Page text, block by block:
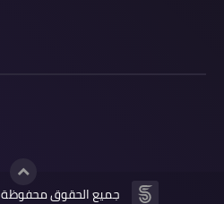
جميع الحقوق محفوظة